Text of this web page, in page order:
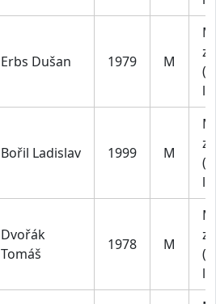
Erbs Dušan 1979 M
Bořil Ladislav 1999 M
Dvořák
Tomáš
1978 M